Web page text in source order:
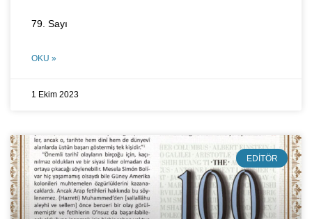
79. Sayı
OKU »
1 Ekim 2023
EDITÖR